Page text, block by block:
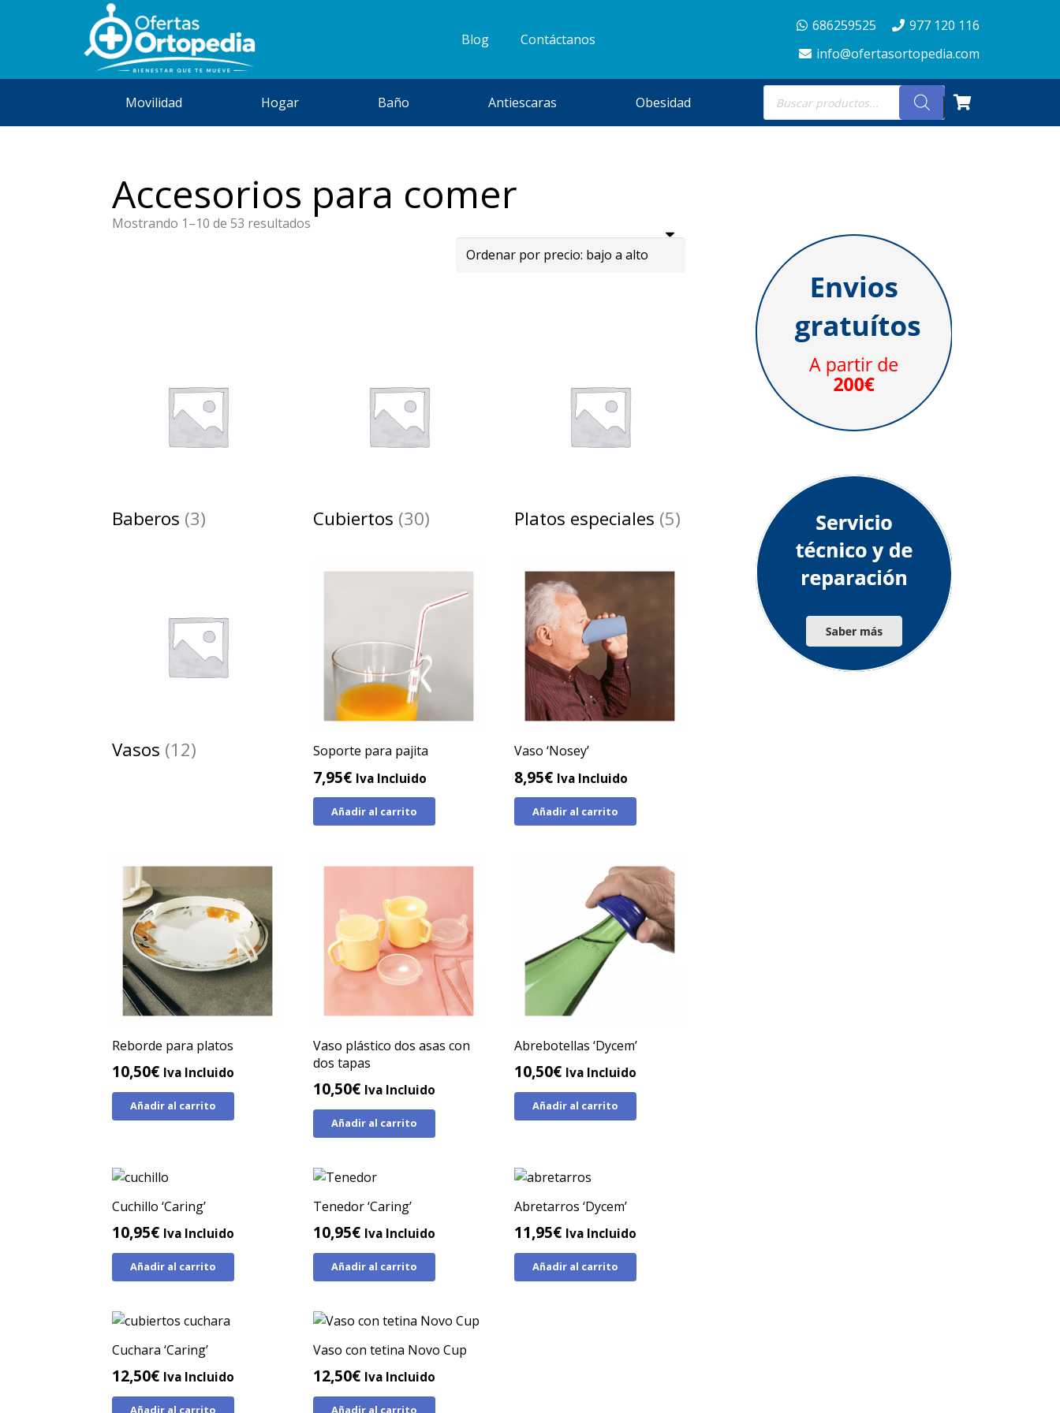
Blog Contáctanos
686259525
977 120 116
info@ofertasortopedia.com
Movilidad Hogar Baño Antiescaras Obesidad
Búsqueda
de
productos
Accesorios para comer
Mostrando 1–10 de 53 resultados Ordenado
Baberos (3) Cubiertos (30) Platos especiales (5)
Vasos (12) Soporte para pajita
7,95€ Iva Incluido
Añadir al carrito
Vaso ‘Nosey’
8,95€ Iva Incluido
Añadir al carrito
Reborde para platos
10,50€ Iva Incluido
Añadir al carrito
Vaso plástico dos asas con
dos tapas
10,50€ Iva Incluido
Añadir al carrito
Abrebotellas ‘Dycem’
10,50€ Iva Incluido
Añadir al carrito
Cuchillo ‘Caring’
10,95€ Iva Incluido
Añadir al carrito
Tenedor ‘Caring’
10,95€ Iva Incluido
Añadir al carrito
Abretarros ‘Dycem’
11,95€ Iva Incluido
Añadir al carrito
Cuchara ‘Caring’
12,50€ Iva Incluido
Vaso con tetina Novo Cup
12,50€ Iva Incluido